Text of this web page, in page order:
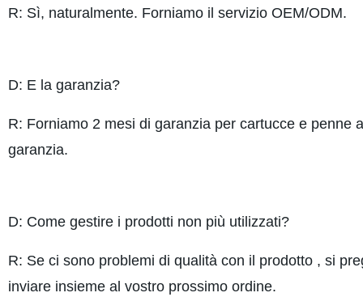
R: Sì, naturalmente. Forniamo il servizio OEM/ODM.
D: E la garanzia?
R: Forniamo 2 mesi di garanzia per cartucce e penne
garanzia.
D: Come gestire i prodotti non più utilizzati?
R: Se ci sono problemi di qualità con il prodotto , si
inviare insieme al vostro prossimo ordine.